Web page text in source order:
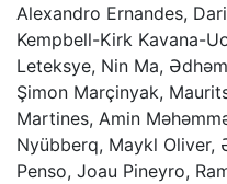
Alexandro Ernandes,
Kempbell-Kirk Kavana-
Leteksye, Nin Ma,
Şimon Marçinyak,
Martines, Amin
Nyübberq, Maykl Oliver,
Penso, Joau Pineyro,